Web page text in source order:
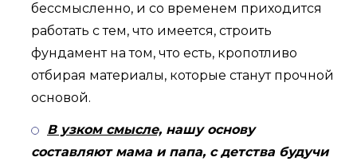
бессмысленно, и со временем приходится
работать с тем, что имеется, строить
фундамент на том, что есть, кропотливо
отбирая материалы, которые станут прочной
основой.
В узком смысле, нашу основу
составляют мама и папа, с детства будучи